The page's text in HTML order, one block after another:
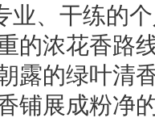
业、干练的
的浓花香路
露的绿叶清
铺展成粉净